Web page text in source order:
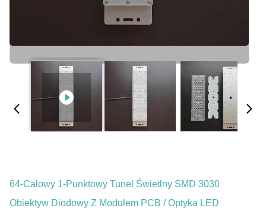
64-Calowy 1-Punktowy Tunel Świetlny SMD 3030
Obiektyw Diodowy Z Modułem PCB / Optyka LED